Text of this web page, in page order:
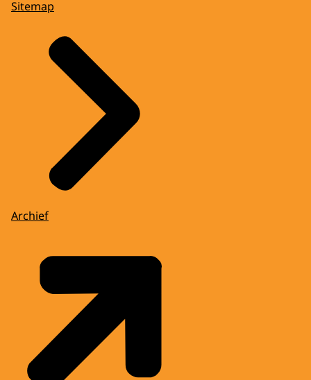
Sitemap
Archief